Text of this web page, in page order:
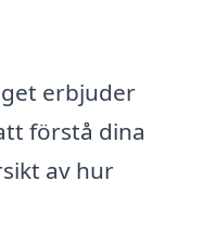
erbjuder
förstå dina
av hur